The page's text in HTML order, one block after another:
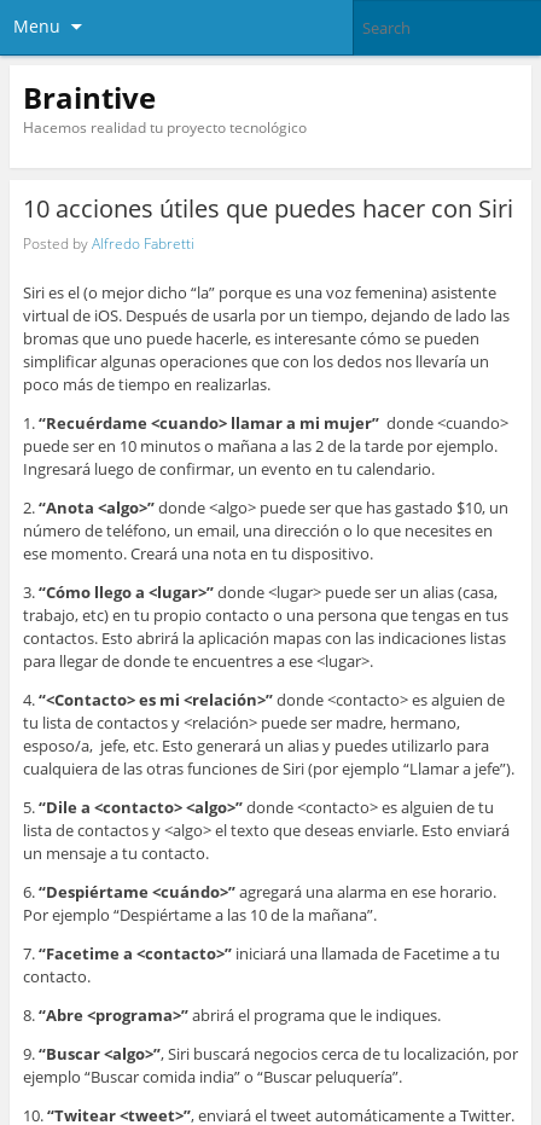
Menu
Braintive
Hacemos realidad tu proyecto tecnológico
10 acciones útiles que puedes hacer con Siri
Posted byAlfredo Fabretti
Siri es el (o mejor dicho “la” porque es una voz femenina) asistente
virtual de iOS. Después de usarla por un tiempo, dejando de lado las
bromas que uno puede hacerle, es interesante cómo se pueden
simplificar algunas operaciones que con los dedos nos llevaría un
poco más de tiempo en realizarlas.
1.“Recuérdame <cuando> llamar a mi mujer”donde <cuando>
puede ser en 10 minutos o mañana a las 2 de la tarde por ejemplo.
Ingresará luego de confirmar, un evento en tu calendario.
2.“Anota <algo>”donde <algo> puede ser que has gastado $10, un
número de teléfono, un email, una dirección o lo que necesites en
ese momento. Creará una nota en tu dispositivo.
3.“Cómo llego a <lugar>”donde <lugar> puede ser un alias (casa,
trabajo, etc) en tu propio contacto o una persona que tengas en tus
contactos. Esto abrirá la aplicación mapas con las indicaciones listas
para llegar de donde te encuentres a ese <lugar>.
4.“<Contacto> es mi <relación>”donde <contacto> es alguien de
tu lista de contactos y <relación> puede ser madre, hermano,
esposo/a, jefe, etc. Esto generará un alias y puedes utilizarlo para
cualquiera de las otras funciones de Siri (por ejemplo “Llamar a jefe”).
5.“Dile a <contacto> <algo>”donde <contacto> es alguien de tu
lista de contactos y <algo> el texto que deseas enviarle. Esto enviará
un mensaje a tu contacto.
6.“Despiértame <cuándo>”agregará una alarma en ese horario.
Por ejemplo “Despiértame a las 10 de la mañana”.
7.“Facetime a <contacto>”iniciará una llamada de Facetime a tu
contacto.
8.“Abre <programa>”abrirá el programa que le indiques.
9.“Buscar <algo>”, Siri buscará negocios cerca de tu localización, por
ejemplo “Buscar comida india” o “Buscar peluquería”.
10.“Twitear <tweet>”, enviará el tweet automáticamente a Twitter.